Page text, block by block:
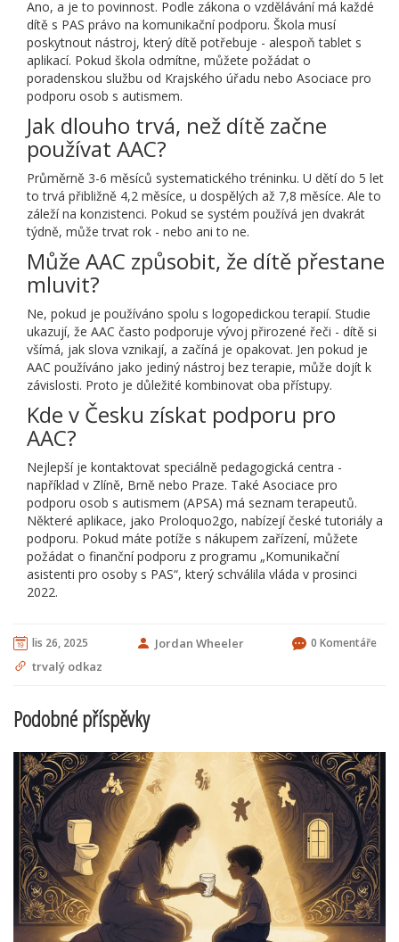
Ano, a je to povinnost. Podle zákona o vzdělávání má každé
dítě s PAS právo na komunikační podporu. Škola musí
poskytnout nástroj, který dítě potřebuje - alespoň tablet s
aplikací. Pokud škola odmítne, můžete požádat o
poradenskou službu od Krajského úřadu nebo Asociace pro
podporu osob s autismem.
Jak dlouho trvá, než dítě začne
používat AAC?
Průměrně 3-6 měsíců systematického tréninku. U dětí do 5 let
to trvá přibližně 4,2 měsíce, u dospělých až 7,8 měsíce. Ale to
záleží na konzistenci. Pokud se systém používá jen dvakrát
týdně, může trvat rok - nebo ani to ne.
Může AAC způsobit, že dítě přestane
mluvit?
Ne, pokud je používáno spolu s logopedickou terapií. Studie
ukazují, že AAC často podporuje vývoj přirozené řeči - dítě si
všímá, jak slova vznikají, a začíná je opakovat. Jen pokud je
AAC používáno jako jediný nástroj bez terapie, může dojít k
závislosti. Proto je důležité kombinovat oba přístupy.
Kde v Česku získat podporu pro
AAC?
Nejlepší je kontaktovat speciálně pedagogická centra -
například v Zlíně, Brně nebo Praze. Také Asociace pro
podporu osob s autismem (APSA) má seznam terapeutů.
Některé aplikace, jako Proloquo2go, nabízejí české tutoriály a
podporu. Pokud máte potíže s nákupem zařízení, můžete
požádat o finanční podporu z programu „Komunikační
asistenti pro osoby s PAS“, který schválila vláda v prosinci
2022.
lis 26, 2025 Jordan Wheeler 0 Komentáře
trvalý odkaz
Podobné příspěvky